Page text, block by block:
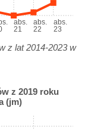
abs.
21
abs.
22
abs.
23
z lat 2014-2023 w
z 2019 roku
(jm)